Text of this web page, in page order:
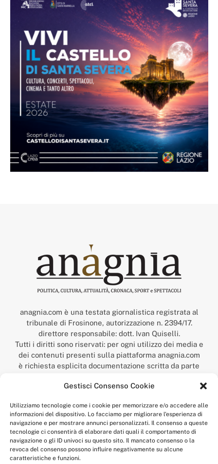
Gestisci Consenso Cookie
Utilizziamo tecnologie come i cookie per memorizzare e/o accedere alle
informazioni del dispositivo. Lo facciamo per migliorare l'esperienza di
navigazione e per mostrare annunci personalizzati. Il consenso a queste
tecnologie ci consentirà di elaborare dati quali il comportamento di
navigazione o gli ID univoci su questo sito. Il mancato consenso o la
revoca del consenso possono influire negativamente su alcune
caratteristiche e funzioni.
anagnia.com è una testata giornalistica registrata al
tribunale di Frosinone, autorizzazione n. 2394/17.
direttore responsabile: dott. Ivan Quiselli.
Tutti i diritti sono riservati: per ogni utilizzo dei media e
dei contenuti presenti sulla piattaforma anagnia.com
è richiesta esplicita documentazione scritta da parte
“Anagnia” è un marchio registrato presso l’Ufficio Italiano
Economico,
num. registrazione: 302017000014044 del 9 febbraio 2017.
Per contatti:redazione@anagnia.com